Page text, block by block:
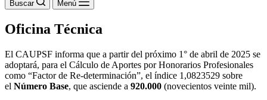
Buscar Menú
Oficina Técnica
El CAUPSF informa que a partir del próximo 1° de abril de 2025 se
adoptará, para el Cálculo de Aportes por Honorarios Profesionales
como “Factor de Re-determinación”, el índice 1,0823529 sobre
el Número Base, que asciende a 920.000 (novecientos veinte mil).